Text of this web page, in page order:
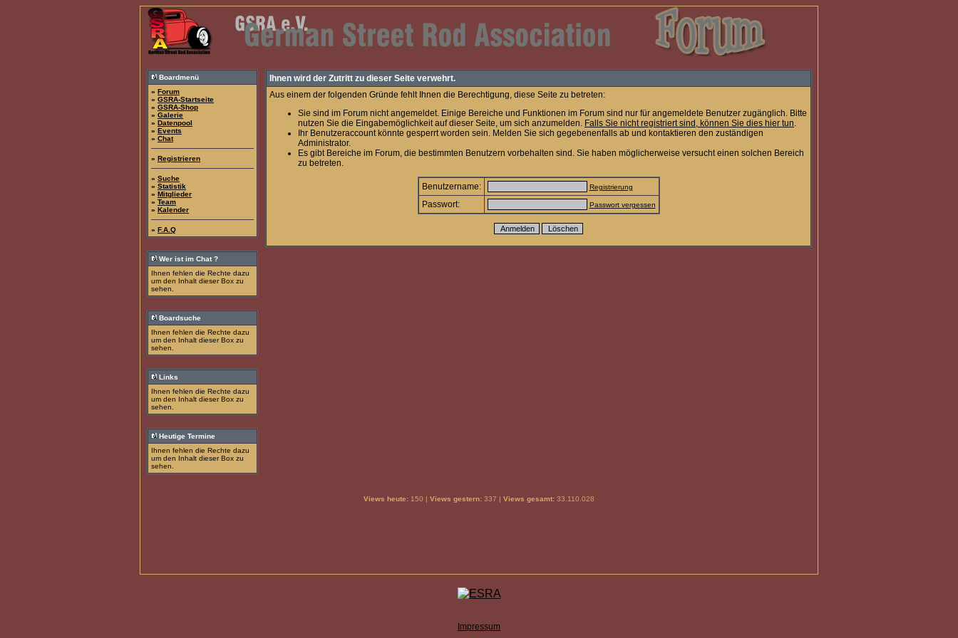
Boardmenü
» Forum
» GSRA-Startseite
» GSRA-Shop
» Galerie
» Datenpool
» Events
» Chat
» Registrieren
» Suche
» Statistik
» Mitglieder
» Team
» Kalender
» F.A.Q
Wer ist im Chat ?
Ihnen fehlen die Rechte dazu
um den Inhalt dieser Box zu
sehen.
Boardsuche
Ihnen fehlen die Rechte dazu
um den Inhalt dieser Box zu
sehen.
Links
Ihnen fehlen die Rechte dazu
um den Inhalt dieser Box zu
sehen.
Heutige Termine
Ihnen fehlen die Rechte dazu
um den Inhalt dieser Box zu
sehen.
Ihnen wird der Zutritt zu dieser Seite verwehrt.
Aus einem der folgenden Gründe fehlt Ihnen die Berechtigung, diese Seite zu betreten:
Sie sind im Forum nicht angemeldet. Einige Bereiche und Funktionen im Forum sind nur für angemeldete Benutzer zugänglich. Bitte
nutzen Sie die Eingabemöglichkeit auf dieser Seite, um sich anzumelden. Falls Sie nicht registriert sind, können Sie dies hier tun.
Ihr Benutzeraccount könnte gesperrt worden sein. Melden Sie sich gegebenenfalls ab und kontaktieren den zuständigen
Administrator.
Es gibt Bereiche im Forum, die bestimmten Benutzern vorbehalten sind. Sie haben möglicherweise versucht einen solchen Bereich
zu betreten.
Benutzername: Registrierung
Passwort: Passwort vergessen
Views heute: 150 | Views gestern: 337 | Views gesamt: 33.110.028
Impressum